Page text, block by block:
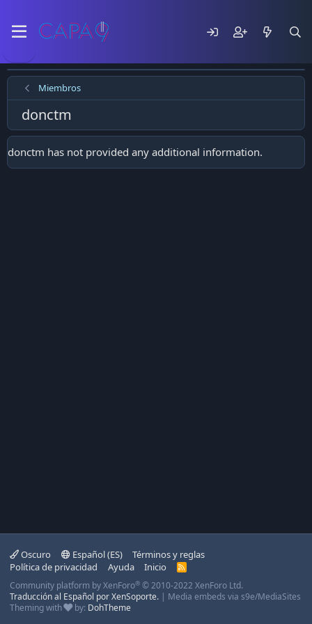
Miembros
donctm
donctm has not provided any additional information.
Oscuro Español (ES)
Términos y reglas
Política de privacidad
Ayuda Inicio
R
S
Community platform by XenForo® © 2010-2022 XenForo Ltd.
Traducción al Español por XenSoporte. | Media embeds via s9e/MediaSites
Theming with
by: DohTheme